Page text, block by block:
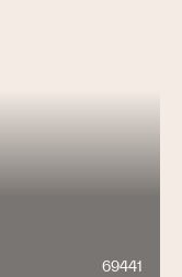
69441